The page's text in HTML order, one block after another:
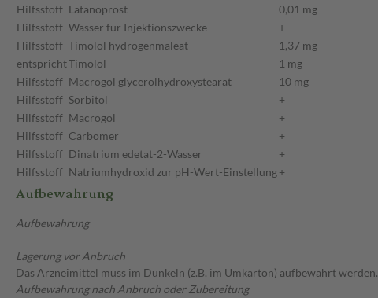
Hilfsstoff Latanoprost
0,01 mg
Hilfsstoff Wasser für Injektionszwecke
+
Hilfsstoff Timolol hydrogenmaleat
1,37 mg
entsprichtTimolol
1 mg
Hilfsstoff Macrogol glycerolhydroxystearat
10 mg
Hilfsstoff Sorbitol
+
Hilfsstoff Macrogol
+
Hilfsstoff Carbomer
+
Hilfsstoff Dinatrium edetat-2-Wasser
+
Hilfsstoff Natriumhydroxid zur pH-Wert-Einstellung+
Aufbewahrung
Aufbewahrung
Lagerung vor Anbruch
Das Arzneimittel muss im Dunkeln (z.B. im Umkarton) aufbewahrt werden.
Aufbewahrung nach Anbruch oder Zubereitung